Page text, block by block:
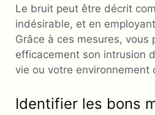
Le bruit peut être décrit
indésirable, et en employant
Grâce à ces mesures, vous
efficacement son intrusion
vie ou votre environnement
Identifier les bons